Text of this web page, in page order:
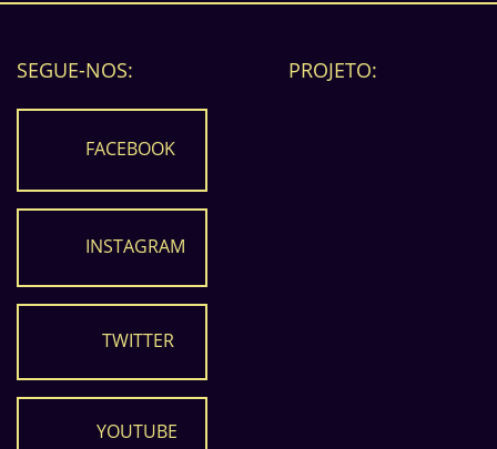
SEGUE-NOS:
FACEBOOK
INSTAGRAM
TWITTER
YOUTUBE
PROJETO: